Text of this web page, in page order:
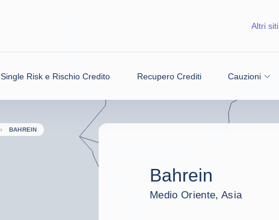
Single Risk e Rischio Credito Recupero Crediti Cauzioni
Altri siti
BAHREIN
Bahrein
Medio Oriente, Asia